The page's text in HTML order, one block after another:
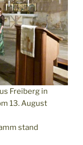
Freiberg in
13. August
stand